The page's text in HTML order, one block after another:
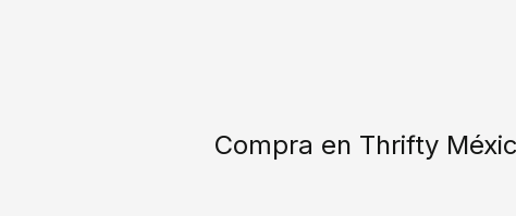
Compra en Thrifty